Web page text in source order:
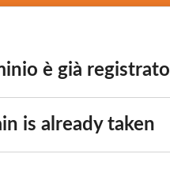
è già registrato
is already taken